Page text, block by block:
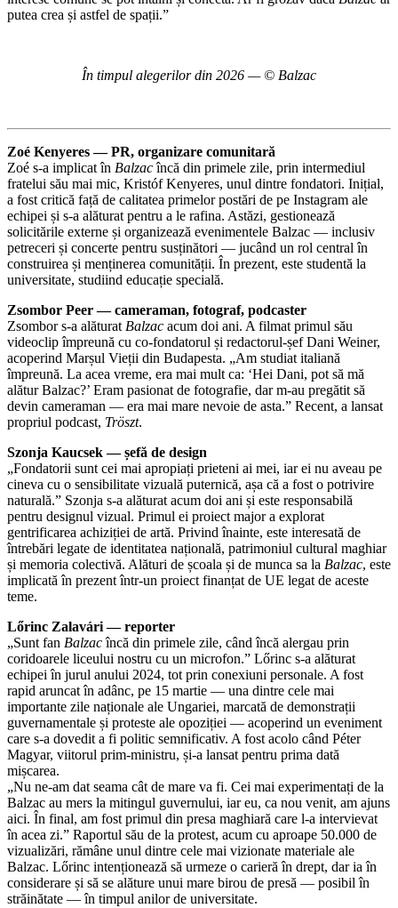
putea crea și astfel de spații.”
În timpul alegerilor din 2026 — © Balzac
Zoé Kenyeres — PR, organizare comunitară
Zoé s-a implicat în Balzacîncă din primele zile, prin intermediul
fratelui său mai mic, Kristóf Kenyeres, unul dintre fondatori. Inițial,
a fost critică față de calitatea primelor postări de pe Instagram ale
echipei și s-a alăturat pentru a le rafina. Astăzi, gestionează
solicitările externe și organizează evenimentele Balzac — inclusiv
petreceri și concerte pentru susținători — jucând un rol central în
construirea și menținerea comunității. În prezent, este studentă la
universitate, studiind educație specială.
Zsombor Peer — cameraman, fotograf, podcaster
Zsombor s-a alăturat Balzac acum doi ani. A filmat primul său
videoclip împreună cu co-fondatorul și redactorul-șef Dani Weiner,
acoperind Marșul Vieții din Budapesta. „Am studiat italiană
împreună. La acea vreme, era mai mult ca: ‘Hei Dani, pot să mă
alătur Balzac?’ Eram pasionat de fotografie, dar m-au pregătit să
devin cameraman — era mai mare nevoie de asta.” Recent, a lansat
propriul podcast, Tröszt.
Szonja Kaucsek — șefă de design
„Fondatorii sunt cei mai apropiați prieteni ai mei, iar ei nu aveau pe
cineva cu o sensibilitate vizuală puternică, așa că a fost o potrivire
naturală.” Szonja s-a alăturat acum doi ani și este responsabilă
pentru designul vizual. Primul ei proiect major a explorat
gentrificarea achiziției de artă. Privind înainte, este interesată de
întrebări legate de identitatea națională, patrimoniul cultural maghiar
și memoria colectivă. Alături de școala și de munca sa la Balzac, este
implicată în prezent într-un proiect finanțat de UE legat de aceste
teme.
Lőrinc Zalavári — reporter
„Sunt fan Balzacîncă din primele zile, când încă alergau prin
coridoarele liceului nostru cu un microfon.” Lőrinc s-a alăturat
echipei în jurul anului 2024, tot prin conexiuni personale. A fost
rapid aruncat în adânc, pe 15 martie — una dintre cele mai
importante zile naționale ale Ungariei, marcată de demonstrații
guvernamentale și proteste ale opoziției — acoperind un eveniment
care s-a dovedit a fi politic semnificativ. A fost acolo când Péter
Magyar, viitorul prim-ministru, și-a lansat pentru prima dată
mișcarea.
„Nu ne-am dat seama cât de mare va fi. Cei mai experimentați de la
Balzac au mers la mitingul guvernului, iar eu, ca nou venit, am ajuns
aici. În final, am fost primul din presa maghiară care l-a intervievat
în acea zi.” Raportul său de la protest, acum cu aproape 50.000 de
vizualizări, rămâne unul dintre cele mai vizionate materiale ale
Balzac. Lőrinc intenționează să urmeze o carieră în drept, dar ia în
considerare și să se alăture unui mare birou de presă — posibil în
străinătate — în timpul anilor de universitate.